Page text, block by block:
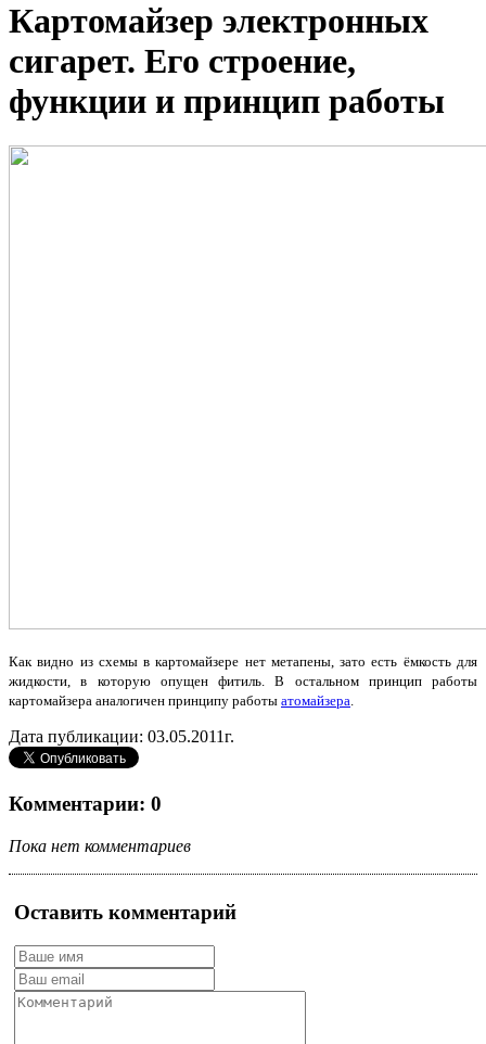
Картомайзер электронных
сигарет. Его строение,
функции и принцип работы
Как видно из схемы в картомайзере нет метапены, зато есть ёмкость для
жидкости, в которую опущен фитиль. В остальном принцип работы
картомайзера аналогичен принципу работы атомайзера
Дата публикации: 03.05.2011г.
Комментарии: 0
Пока нет комментариев
Оставить комментарий